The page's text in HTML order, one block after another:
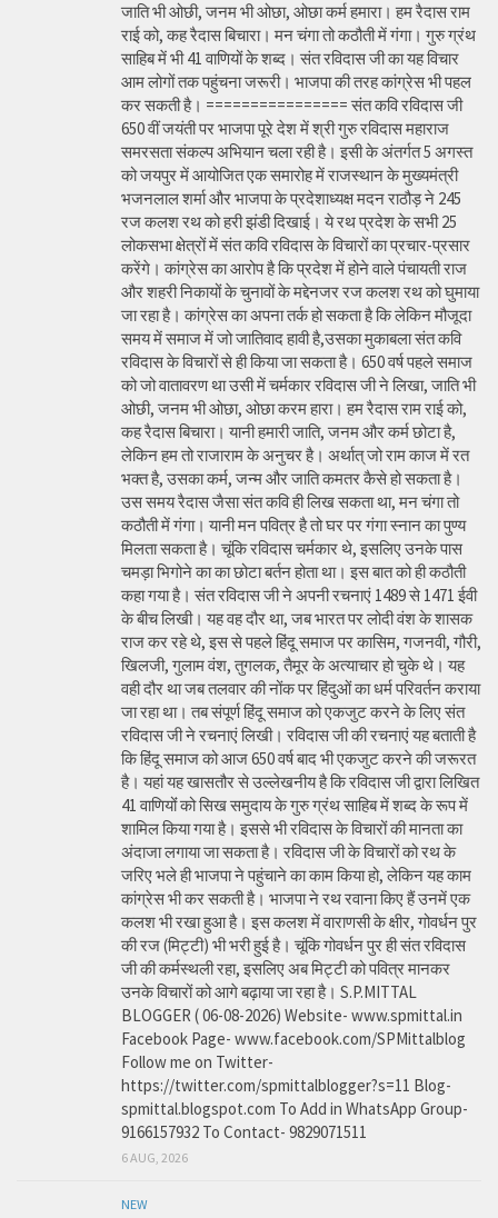
जाति भी ओछी, जनम भी ओछा, ओछा कर्म हमारा। हम रैदास राम
राई को, कह रैदास बिचारा। मन चंगा तो कठौती में गंगा। गुरु ग्रंथ
साहिब में भी 41 वाणियों के शब्द। संत रविदास जी का यह विचार
आम लोगों तक पहुंचना जरूरी। भाजपा की तरह कांग्रेस भी पहल
कर सकती है। ================ संत कवि रविदास जी
650 वीं जयंती पर भाजपा पूरे देश में श्री गुरु रविदास महाराज
समरसता संकल्प अभियान चला रही है। इसी के अंतर्गत 5 अगस्त
को जयपुर में आयोजित एक समारोह में राजस्थान के मुख्यमंत्री
भजनलाल शर्मा और भाजपा के प्रदेशाध्यक्ष मदन राठौड़ ने 245
रज कलश रथ को हरी झंडी दिखाई। ये रथ प्रदेश के सभी 25
लोकसभा क्षेत्रों में संत कवि रविदास के विचारों का प्रचार-प्रसार
करेंगे। कांग्रेस का आरोप है कि प्रदेश में होने वाले पंचायती राज
और शहरी निकायों के चुनावों के मद्देनजर रज कलश रथ को घुमाया
जा रहा है। कांग्रेस का अपना तर्क हो सकता है कि लेकिन मौजूदा
समय में समाज में जो जातिवाद हावी है,उसका मुकाबला संत कवि
रविदास के विचारों से ही किया जा सकता है। 650 वर्ष पहले समाज
को जो वातावरण था उसी में चर्मकार रविदास जी ने लिखा, जाति भी
ओछी, जनम भी ओछा, ओछा करम हारा। हम रैदास राम राई को,
कह रैदास बिचारा। यानी हमारी जाति, जनम और कर्म छोटा है,
लेकिन हम तो राजाराम के अनुचर है। अर्थात् जो राम काज में रत
भक्त है, उसका कर्म, जन्म और जाति कमतर कैसे हो सकता है।
उस समय रैदास जैसा संत कवि ही लिख सकता था, मन चंगा तो
कठौती में गंगा। यानी मन पवित्र है तो घर पर गंगा स्नान का पुण्य
मिलता सकता है। चूंकि रविदास चर्मकार थे, इसलिए उनके पास
चमड़ा भिगोने का का छोटा बर्तन होता था। इस बात को ही कठौती
कहा गया है। संत रविदास जी ने अपनी रचनाएं 1489 से 1471 ईवी
के बीच लिखी। यह वह दौर था, जब भारत पर लोदी वंश के शासक
राज कर रहे थे, इस से पहले हिंदू समाज पर कासिम, गजनवी, गौरी,
खिलजी, गुलाम वंश, तुगलक, तैमूर के अत्याचार हो चुके थे। यह
वही दौर था जब तलवार की नोंक पर हिंदुओं का धर्म परिवर्तन कराया
जा रहा था। तब संपूर्ण हिंदू समाज को एकजुट करने के लिए संत
रविदास जी ने रचनाएं लिखी। रविदास जी की रचनाएं यह बताती है
कि हिंदू समाज को आज 650 वर्ष बाद भी एकजुट करने की जरूरत
है। यहां यह खासतौर से उल्लेखनीय है कि रविदास जी द्वारा लिखित
41 वाणियोंं को सिख समुदाय के गुरु ग्रंथ साहिब में शब्द के रूप में
शामिल किया गया है। इससे भी रविदास के विचारों की मानता का
अंदाजा लगाया जा सकता है। रविदास जी के विचारों को रथ के
जरिए भले ही भाजपा ने पहुंचाने का काम किया हो, लेकिन यह काम
कांग्रेस भी कर सकती है। भाजपा ने रथ रवाना किए हैं उनमें एक
कलश भी रखा हुआ है। इस कलश में वाराणसी के क्षीर, गोवर्धन पुर
की रज (मिट्टी) भी भरी हुई है। चूंकि गोवर्धन पुर ही संत रविदास
जी की कर्मस्थली रहा, इसलिए अब मिट्टी को पवित्र मानकर
उनके विचारों को आगे बढ़ाया जा रहा है। S.P.MITTAL
BLOGGER ( 06-08-2026) Website- www.spmittal.in
Facebook Page- www.facebook.com/SPMittalblog
Follow me on Twitter-
https://twitter.com/spmittalblogger?s=11 Blog-
spmittal.blogspot.com To Add in WhatsApp Group-
9166157932 To Contact- 9829071511
6 AUG, 2026
NEW